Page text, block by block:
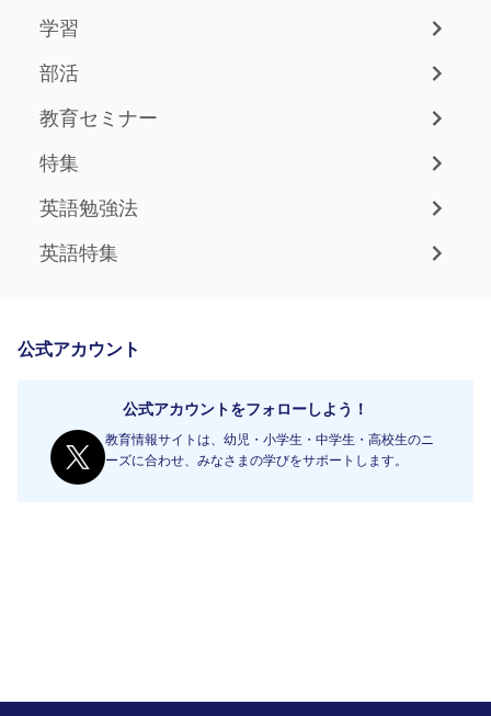
学習
部活
教育セミナー
特集
英語勉強法
英語特集
公式アカウント
公式アカウントをフォローしよう！
教育情報サイトは、幼児・小学生・中学生・高校生のニ
ーズに合わせ、みなさまの学びをサポートします。